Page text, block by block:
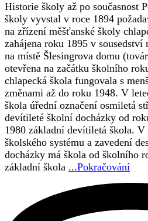
Historie školy až po současnost
školy vyvstal v roce 1894
na zřízení měšťanské školy
zahájena roku 1895 v sousedství
na místě Šlesingrova domu
otevřena na začátku školního
chlapecká škola fungovala s
změnami až do roku 1948. V
škola úřední označení osmiletá
devítileté školní docházky od
1980 základní devítiletá škola.
školského systému a zavedení
docházky má škola od školního
základní škola ...Pokračování